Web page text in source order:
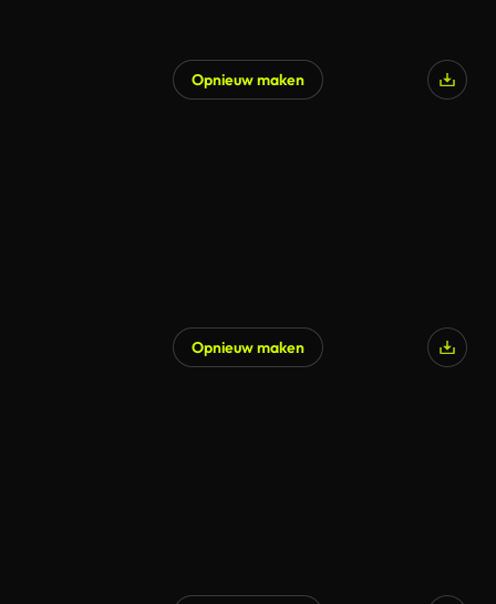
Opnieuw maken
Opnieuw maken